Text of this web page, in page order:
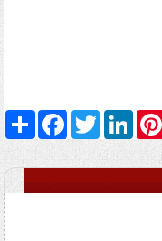
اشتراکFacebook TwitterLinkedInPinterest